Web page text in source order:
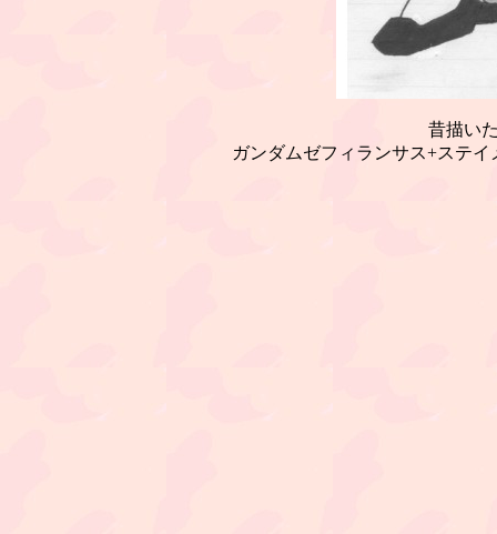
昔描い
ガンダムゼフィランサス+ステ